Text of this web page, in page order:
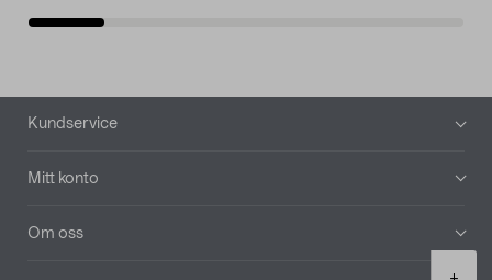
Sidfot
Kundservice
Mitt konto
Om oss